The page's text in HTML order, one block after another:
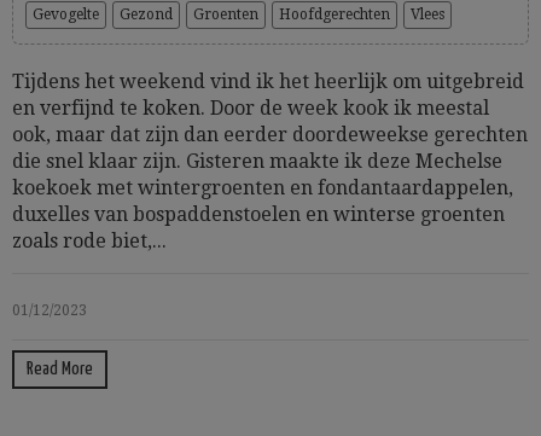
Gevogelte
Gezond Groenten Hoofdgerechten Vlees
Tijdens het weekend vind ik het heerlijk om uitgebreid
en verfijnd te koken. Door de week kook ik meestal
ook, maar dat zijn dan eerder doordeweekse gerechten
die snel klaar zijn. Gisteren maakte ik deze Mechelse
koekoek met wintergroenten en fondantaardappelen,
duxelles van bospaddenstoelen en winterse groenten
zoals rode biet,...
01/12/2023
Read More